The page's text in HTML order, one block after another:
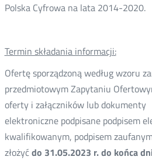
Polska Cyfrowa na lata 2014-2020.
Termin składania informacji:
Ofertę sporządzoną według wzoru
przedmiotowym Zapytaniu
oferty i załączników lub dokumenty
elektroniczne podpisane podpisem
kwalifikowanym, podpisem
złożyćdo 31.05.2023 r. do końca